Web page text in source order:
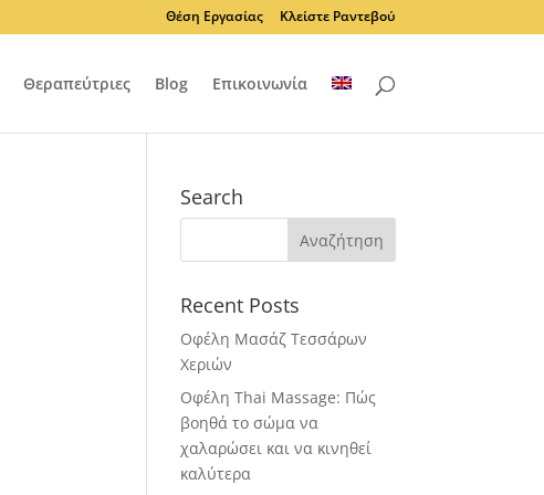
Θέση Εργασίας Κλείστε Ραντεβού
Θεραπεύτριες Blog Επικοινωνία
Search
Recent Posts
Οφέλη Μασάζ Τεσσάρων
Χεριών
Οφέλη Thai Massage: Πώς
βοηθά το σώμα να
χαλαρώσει και να κινηθεί
καλύτερα